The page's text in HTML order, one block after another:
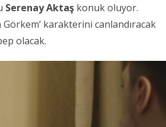
Serenay Aktaş konuk oluyor.
karakterini canlandıracak
olacak.